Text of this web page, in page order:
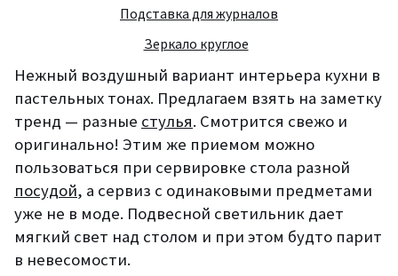
Подставка для журналов
Зеркало круглое
Нежный воздушный вариант интерьера кухни в
пастельных тонах. Предлагаем взять на заметку
тренд — разные стулья. Смотрится свежо и
оригинально! Этим же приемом можно
пользоваться при сервировке стола разной
посудой, а сервиз с одинаковыми предметами
уже не в моде. Подвесной светильник дает
мягкий свет над столом и при этом будто парит
в невесомости.